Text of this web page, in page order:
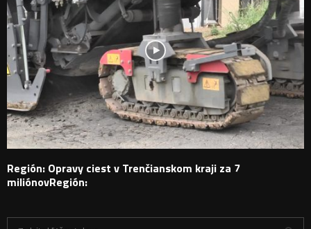
Región: Opravy ciest v Trenčianskom kraji za 7
miliónovRegión: